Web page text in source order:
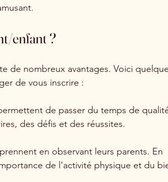
enfant ?
de nombreux avantages. Voici
de vous inscrire :
de passer du temps de
des défis et des réussites.
en observant leurs parents. En
de l'activité physique et du